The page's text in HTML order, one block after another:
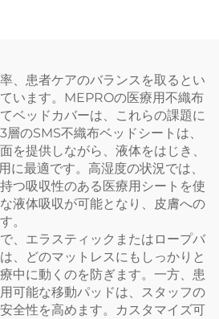
、患者ケアのバランスを取るとい
います。MEPROの医療用不織布
ベッドカバーは、これらの課題に
のSMS不織布ベッドシートは、
を提供しながら、液体をはじき、
に最適です。高湿度の状況では、
つ吸収性のある医療用シートを使
液体吸収が可能となり、皮膚への
。
、エラスティックまたはロープバ
、どのマットレスにもしっかりと
中に動くのを防ぎます。一方、患
可能な移動パッドは、スタッフの
全性を高めます。カスタマイズ可